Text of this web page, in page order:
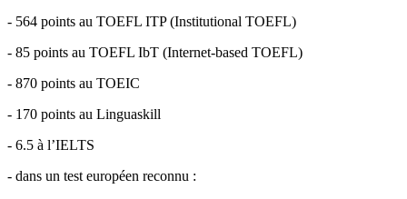
- 564 points au TOEFL ITP (Institutional TOEFL)
- 85 points au TOEFL IbT (Internet-based TOEFL)
- 870 points au TOEIC
- 170 points au Linguaskill
- 6.5 à l’IELTS
- dans un test européen reconnu :